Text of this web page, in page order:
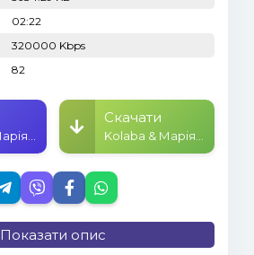
02:22
320000 Kbps
82
Скачати
Показати опис